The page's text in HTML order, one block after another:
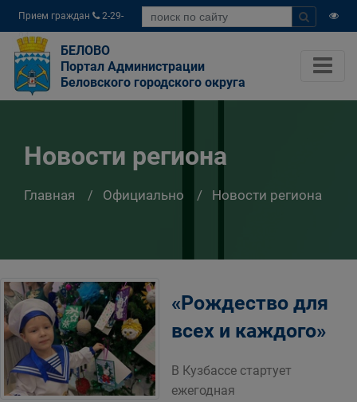
Прием граждан
2-29-
04
БЕЛОВО
Портал Администрации
Беловского городского округа
Новости региона
Главная Официально Новости региона
«Рождество для
всех и каждого»
В Кузбассе стартует
ежегодная